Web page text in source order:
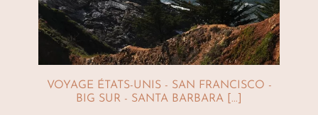
VOYAGE ÉTATS-UNIS - SAN FRANCISCO -
BIG SUR - SANTA BARBARA [...]